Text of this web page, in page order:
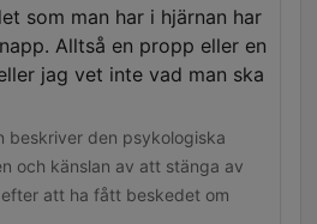
som man har i hjärnan har
Alltså en propp eller en
jag vet inte vad man ska
beskriver den psykologiska
och känslan av att stänga av
att ha fått beskedet om